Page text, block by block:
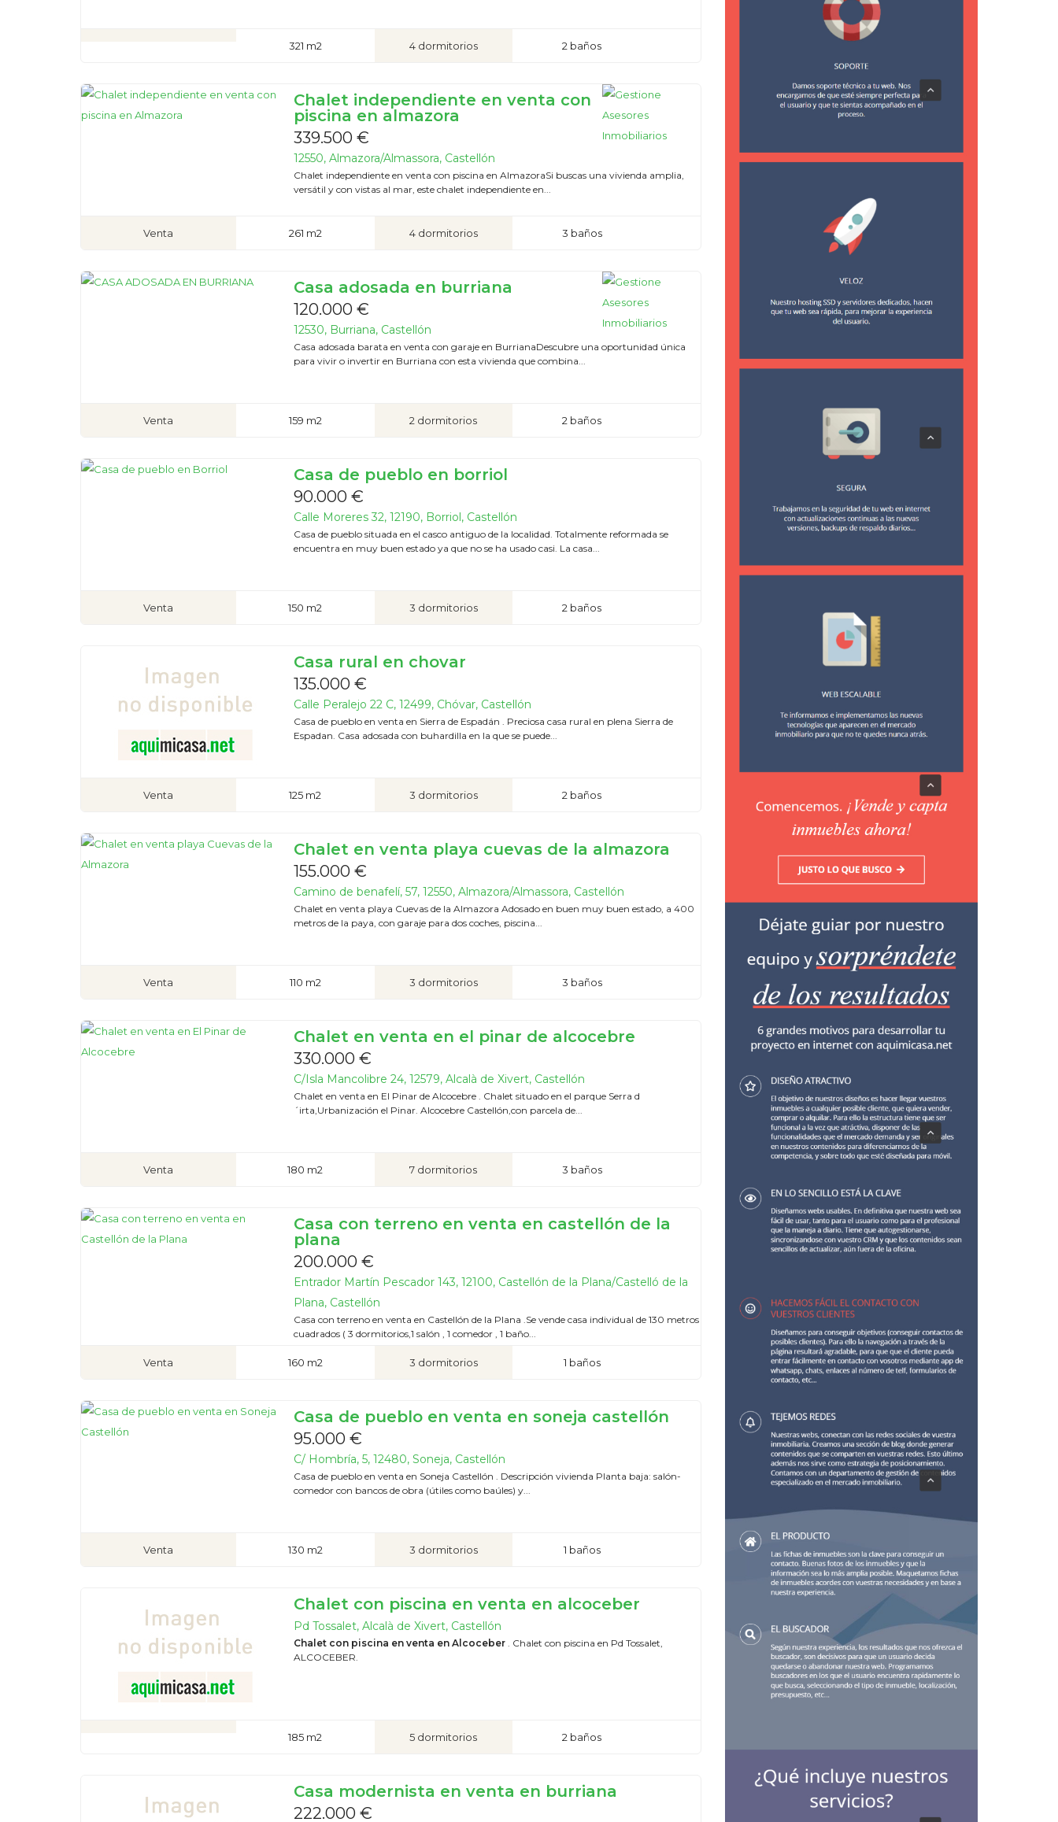
321 m2 4 dormitorios 2 baños
Chalet independiente en venta con
piscina en almazora
339.500 €
12550, Almazora/Almassora, Castellón
Chalet independiente en venta con piscina en AlmazoraSi buscas una vivienda amplia,
versátil y con vistas al mar, este chalet independiente en...
Venta 261 m2 4 dormitorios 3 baños
Casa adosada en burriana
120.000 €
12530, Burriana, Castellón
Casa adosada barata en venta con garaje en BurrianaDescubre una oportunidad única
para vivir o invertir en Burriana con esta vivienda que combina...
Venta 159 m2 2 dormitorios 2 baños
Casa de pueblo en borriol
90.000 €
Calle Moreres 32, 12190, Borriol, Castellón
Casa de pueblo situada en el casco antiguo de la localidad. Totalmente reformada se
encuentra en muy buen estado ya que no se ha usado casi. La casa...
Venta 150 m2 3 dormitorios 2 baños
Casa rural en chovar
135.000 €
Calle Peralejo 22 C, 12499, Chóvar, Castellón
Casa de pueblo en venta en Sierra de Espadán . Preciosa casa rural en plena Sierra de
Espadan. Casa adosada con buhardilla en la que se puede...
Venta 125 m2 3 dormitorios 2 baños
Chalet en venta playa cuevas de la almazora
155.000 €
Camino de benafelí, 57, 12550, Almazora/Almassora, Castellón
Chalet en venta playa Cuevas de la Almazora Adosado en buen muy buen estado, a 400
metros de la paya, con garaje para dos coches, piscina...
Venta 110 m2 3 dormitorios 3 baños
Chalet en venta en el pinar de alcocebre
330.000 €
C/Isla Mancolibre 24, 12579, Alcalà de Xivert, Castellón
Chalet en venta en El Pinar de Alcocebre . Chalet situado en el parque Serra d
´irta,Urbanización el Pinar. Alcocebre Castellón,con parcela de...
Venta 180 m2 7 dormitorios 3 baños
Casa con terreno en venta en castellón de la
plana
200.000 €
Entrador Martín Pescador 143, 12100, Castellón de la Plana/Castelló de la
Plana, Castellón
Casa con terreno en venta en Castellón de la Plana .Se vende casa individual de 130 metros
cuadrados ( 3 dormitorios,1 salón , 1 comedor , 1 baño...
Venta 160 m2 3 dormitorios 1 baños
Casa de pueblo en venta en soneja castellón
95.000 €
C/ Hombría, 5, 12480, Soneja, Castellón
Casa de pueblo en venta en Soneja Castellón . Descripción vivienda Planta baja: salón-
comedor con bancos de obra (útiles como baúles) y...
Venta 130 m2 3 dormitorios 1 baños
Chalet con piscina en venta en alcoceber
Pd Tossalet, Alcalà de Xivert, Castellón
Chalet con piscina en venta en Alcoceber . Chalet con piscina en Pd Tossalet,
ALCOCEBER.
185 m2 5 dormitorios 2 baños
Casa modernista en venta en burriana
222.000 €